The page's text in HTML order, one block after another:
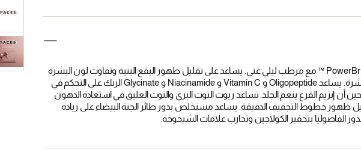
استعادة لمعان البشرة وزيادة نتائج PowerBright TRX ™ مع مرطب ليلي غني. يساعد على تقليل ظهور البقع البنية وتفاوت لون البشرة
بينما تنام مع مزيج نشط من عوامل اشراق البشرة. يساعد Oligopeptide و Vitamin C و Niacinamide و Glycinate الزنك على التحكم في
أن إنزيم القرع ينعم الجلد. تساعد زيوت التوت البري والتوت العليق في استعادة الدهون
ظهور خطوط التجفيف الدقيقة. يساعد مستخلص بذور طائر الجنة البيضاء على زيادة